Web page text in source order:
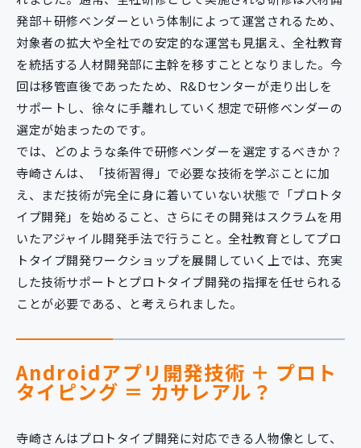
発部＋研修ベンダーという体制によって運営されるため、
対象者の拡大や全社での安定的な運営も見据え、全社教育
を統括する人材開発部に主幹を移すこととなりました。今
回は移管直後であったため、R&Dセンターが走り出しを
サポートし、徐々に手離れしていく想定で研修ベンダーの
選定が始まったのです。
では、どのような条件で研修ベンダーを選定するべきか？
寺崎さんは、「技術習得」で必要な技術を学ぶことに加
え、まだ技術が完全に身に着いていない状態で「プロトタ
イプ開発」を始めること、さらにその開発はスクラムを用
いたアジャイル開発手法で行うこと。全社教育としてプロ
トタイプ開発ワークショップを展開していく上では、充実
した技術サポートとプロトタイプ開発の指揮を任せられる
ことが必要である、と考えられました。
Androidアプリ開発技術 ＋ プロト
タイピング ＝ カサレアル？
寺崎さんはプロトタイプ開発に対応できる人物像として、